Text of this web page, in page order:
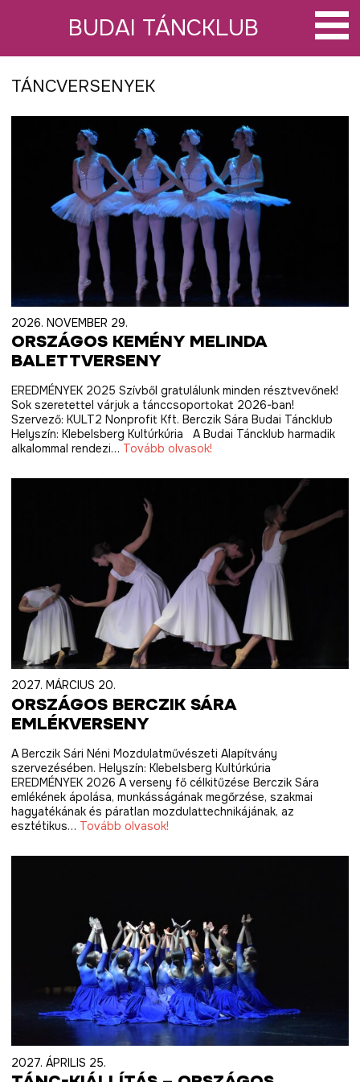
BUDAI TÁNCKLUB
TÁNCVERSENYEK
2026. NOVEMBER 29.
ORSZÁGOS KEMÉNY MELINDA
BALETTVERSENY
EREDMÉNYEK 2025 Szívből gratulálunk minden résztvevőnek!
Sok szeretettel várjuk a tánccsoportokat 2026-ban!
Szervező: KULT2 Nonprofit Kft. Berczik Sára Budai Táncklub
Helyszín: Klebelsberg Kultúrkúria A Budai Táncklub harmadik
alkalommal rendezi… Tovább olvasok!
2027. MÁRCIUS 20.
ORSZÁGOS BERCZIK SÁRA
EMLÉKVERSENY
A Berczik Sári Néni Mozdulatművészeti Alapítvány
szervezésében. Helyszín: Klebelsberg Kultúrkúria
EREDMÉNYEK 2026 A verseny fő célkitűzése Berczik Sára
emlékének ápolása, munkásságának megőrzése, szakmai
hagyatékának és páratlan mozdulattechnikájának, az
esztétikus… Tovább olvasok!
2027. ÁPRILIS 25.